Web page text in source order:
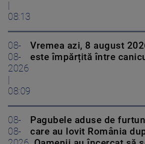
08:13
08-
08-
2026
08:09
Vremea azi, 8 august
este împărțită între
08-
08-
Pagubele aduse de
care au lovit România